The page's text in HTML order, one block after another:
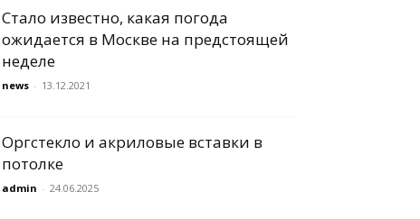
Стало известно, какая погода
ожидается в Москве на предстоящей
неделе
news - 13.12.2021
Оргстекло и акриловые вставки в
потолке
admin - 24.06.2025